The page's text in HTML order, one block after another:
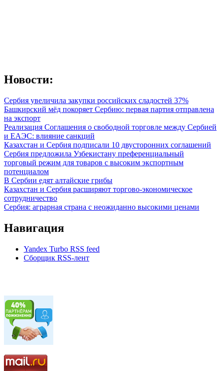
Новости:
Сербия увеличила закупки российских сладостей 37%
Башкирский мёд покоряет Сербию: первая партия отправлена
на экспорт
Реализация Соглашения о свободной торговле между Сербией
и ЕАЭС: влияние санкций
Казахстан и Сербия подписали 10 двусторонних соглашений
Сербия предложила Узбекистану преференциальный
торговый режим для товаров с высоким экспортным
потенциалом
В Сербии едят алтайские грибы
Казахстан и Сербия расширяют торгово-экономическое
сотрудничество
Сербия: аграрная страна с неожиданно высокими ценами
Навигация
Yandex Turbo RSS feed
Сборщик RSS-лент